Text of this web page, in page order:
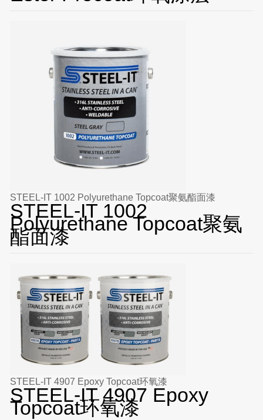
STEEL-IT 1002 Polyurethane Topcoat聚氨酯面漆
STEEL-IT 1002
Polyurethane Topcoat聚氨
酯面漆
STEEL-IT 4907 Epoxy Topcoat环氧漆
STEEL-IT 4907 Epoxy
Topcoat环氧漆